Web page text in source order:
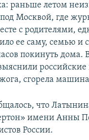
раньше летом
Москвой, где
с родителями,
ее саму, семью и
покинуть дома.
сгорела
что
имени Анны
России.